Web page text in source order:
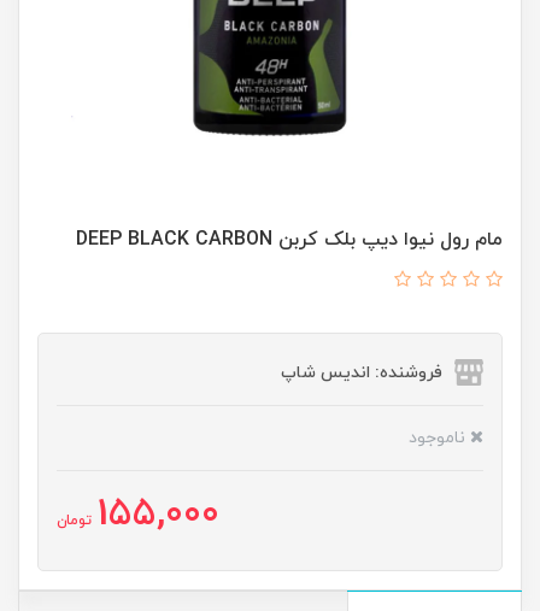
مام رول نیوا دیپ بلک کربن DEEP BLACK CARBON
فروشنده: اندیس شاپ
ناموجود
155,000 تومان